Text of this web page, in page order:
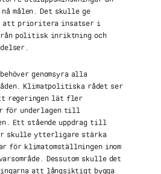
målen. Det skulle ge
att prioritera insatser i
politisk inriktning och
genomsyra alla
Klimatpolitiska rådet ser
regeringen lät fler
för underlagen till
Ett stående uppdrag till
skulle ytterligare stärka
för klimatomställningen inom
Dessutom skulle det
att långsiktigt bygga